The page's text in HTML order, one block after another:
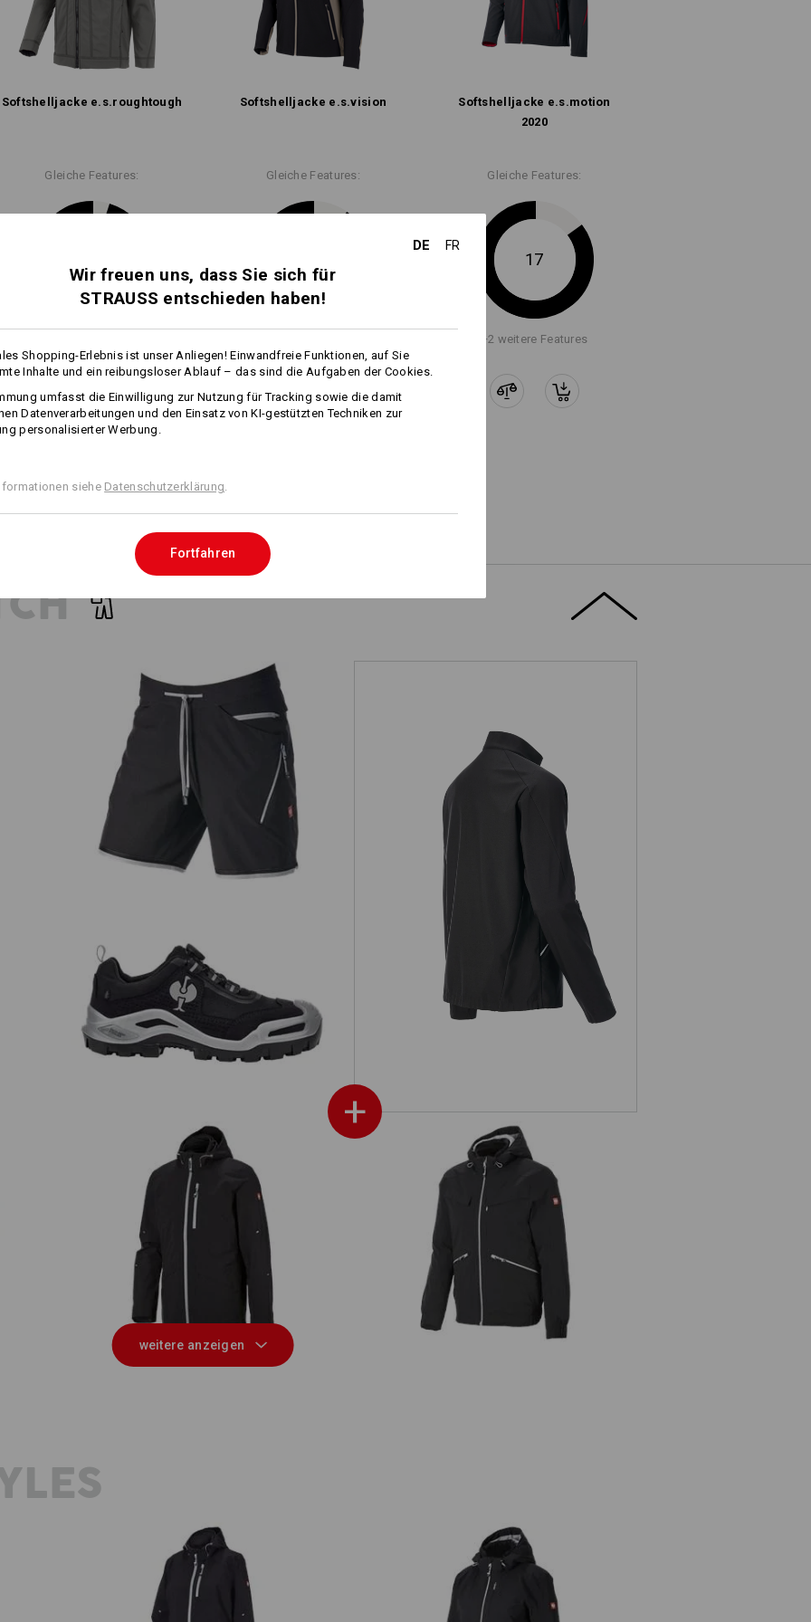
Pflegehinweise:
Maschinenwäsche 40 °C
Nicht bleichen
Trocknen im Trockner schonend
Nicht trockenreinigen
Wärmeschicht Wetterschutzschicht
Personalisierung:
Logoservice
BEI JEDEM WETTER
Wear und Arbeitswelt treffen auf höchste Design-Dynamik. Mit funktionalen Stoffen für maximale
souverän den Elementen – ohne Kompromisse bei Beweglichkeit und Komfort. Wetterfeste Materialien,
Softshell­jacke e.s.​roughtough Softshell­jacke e.s.​vision
Softshell­jacke e.s.​motion
2020
Gleiche Features: Gleiche Features: Gleiche Features:
17
+2 weitere Features
Alle Details vergleichen
Softshelljacke e.s.ambition
+
Short e.s.ambition
S3 Sicherheitshalbschuhe e.s. Kastra
3 in 1 Funktionsjacke e.s.ambition Winterjacke e.s.ambition
weitere anzeigen
DE FR
Wir freuen uns, dass Sie sich für
STRAUSS entschieden haben!
Shopping-Erlebnis ist unser Anliegen! Einwandfreie Funktionen, auf Sie
Inhalte und ein reibungsloser Ablauf – das sind die Aufgaben der Cookies.
umfasst die Einwilligung zur Nutzung für Tracking sowie die damit
Datenverarbeitungen und den Einsatz von KI-gestützten Techniken zur
personalisierter Werbung.
siehe Datenschutzerklärung
Fortfahren